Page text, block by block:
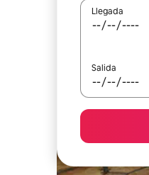
Llegada
Salida